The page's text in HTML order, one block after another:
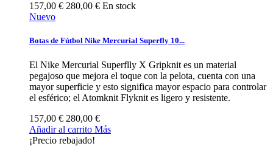
157,00 € 280,00 € En stock
Nuevo
Botas de Fútbol Nike Mercurial Superfly 10...
El Nike Mercurial Superflly X Gripknit es un material
pegajoso que mejora el toque con la pelota, cuenta con una
mayor superficie y esto significa mayor espacio para controlar
el esférico; el Atomknit Flyknit es ligero y resistente.
157,00 € 280,00 €
Añadir al carrito Más
¡Precio rebajado!